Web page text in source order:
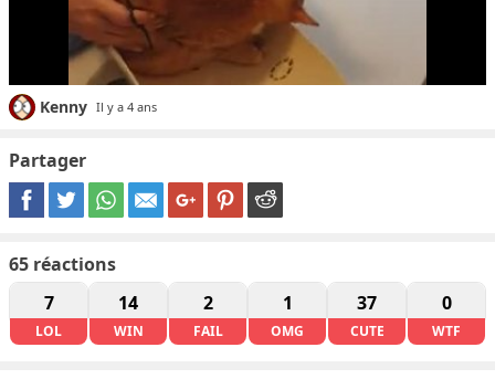
Kenny Il y a 4 ans
Partager
65 réactions
7
LOL
14
WIN
2
FAIL
1
OMG
37
CUTE
0
WTF